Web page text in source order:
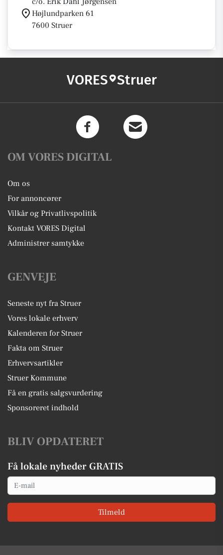
Højlundparken 61
7600 Struer
VORES Struer
OM VORES DIGITAL
Om os
For annoncører
Vilkår og Privatlivspolitik
Kontakt VORES Digital
Administrer samtykke
GENVEJE
Seneste nyt fra Struer
Vores lokale erhverv
Kalenderen for Struer
Fakta om Struer
Erhvervsartikler
Struer Kommune
Få en gratis salgsvurdering
Sponsoreret indhold
BLIV OPDATERET
Få lokale nyheder GRATIS
Email
Tilmeld